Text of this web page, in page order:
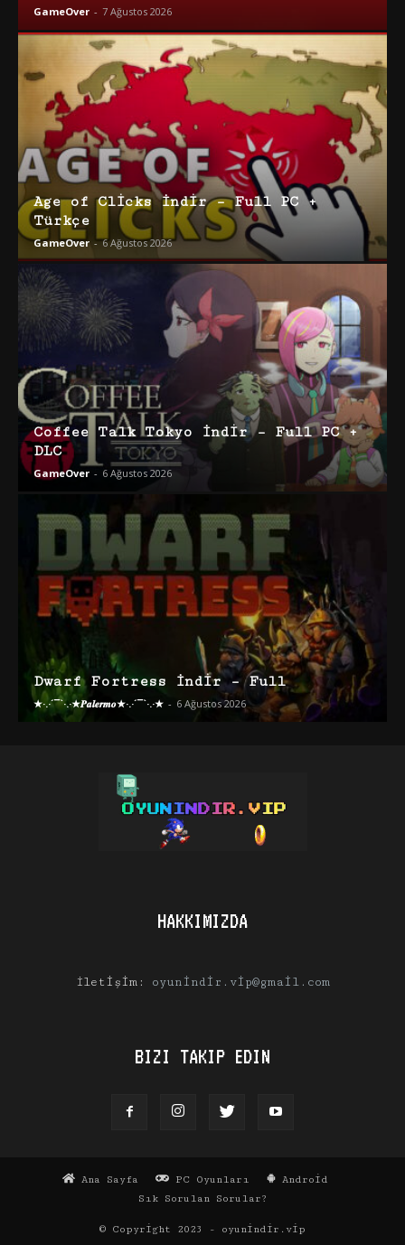
GameOver - 7 Ağustos 2026
Age of Clicks İndir – Full PC +
Türkçe
GameOver - 6 Ağustos 2026
Coffee Talk Tokyo İndir – Full PC +
DLC
GameOver - 6 Ağustos 2026
Dwarf Fortress İndir – Full
★·.·´¯`·.·★𝑷𝒂𝒍𝒆𝒓𝒎𝒐★·.·´¯`·.·★ - 6 Ağustos 2026
HAKKIMIZDA
İletişim: oyunindir.vip@gmail.com
BIZI TAKIP EDIN
Ana Sayfa PC Oyunları
Android
Sık Sorulan Sorular?
© Copyright 2023 - oyunindir.vip